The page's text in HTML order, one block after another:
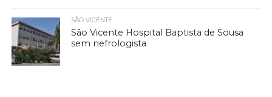
SÃO VICENTE
São Vicente Hospital Baptista de Sousa
sem nefrologista